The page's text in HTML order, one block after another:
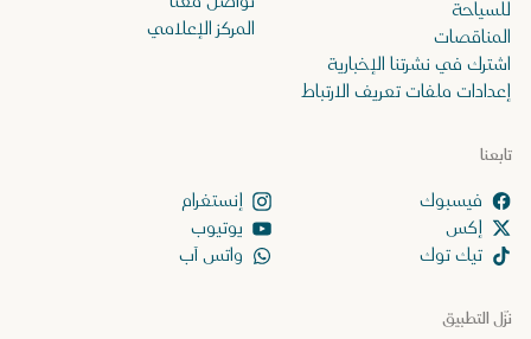
نزّل التطبيق
تابعنا
إنستغرام
إكس
يوتيوب
تيك توك
واتس آب
المركز الإعلامي
للسياحة
المناقصات
اشترك في نشرتنا الإخبارية
إعدادات ملفات تعريف الارتباط